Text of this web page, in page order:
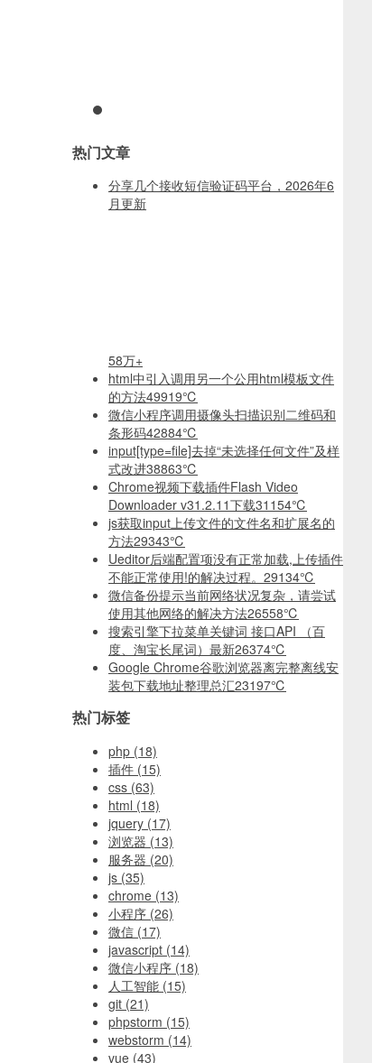
热门文章
分享几个接收短信验证码平台，2026年6
月更新
58万+
html中引入调用另一个公用html模板文件
的方法49919℃
微信小程序调用摄像头扫描识别二维码和
条形码42884℃
input[type=file]去掉“未选择任何文件”及样
式改进38863℃
Chrome视频下载插件Flash Video
Downloader v31.2.11下载31154℃
js获取input上传文件的文件名和扩展名的
方法29343℃
Ueditor后端配置项没有正常加载,上传插件
不能正常使用!的解决过程。 29134℃
微信备份提示当前网络状况复杂，请尝试
使用其他网络的解决方法26558℃
搜索引擎下拉菜单关键词 接口API （百
度、淘宝长尾词）最新26374℃
Google Chrome谷歌浏览器离完整离线安
装包下载地址整理总汇23197℃
热门标签
php (18)
插件 (15)
css (63)
html (18)
jquery (17)
浏览器 (13)
服务器 (20)
js (35)
chrome (13)
小程序 (26)
微信 (17)
javascript (14)
微信小程序 (18)
人工智能 (15)
git (21)
phpstorm (15)
webstorm (14)
vue (43)